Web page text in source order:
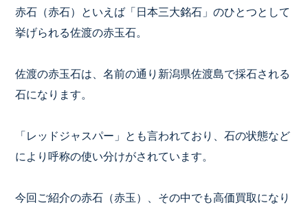
赤石（赤石）といえば「日本三大銘石」のひとつとして
挙げられる佐渡の赤玉石。
佐渡の赤玉石は、名前の通り新潟県佐渡島で採石される
石になります。
「レッドジャスパー」とも言われており、石の状態など
により呼称の使い分けがされています。
今回ご紹介の赤石（赤玉）、その中でも高価買取になり